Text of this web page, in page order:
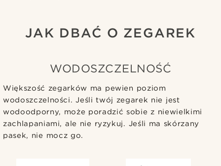
JAK DBAĆ O ZEGAREK
WODOSZCZELNOŚĆ
Większość zegarków ma pewien poziom
wodoszczelności. Jeśli twój zegarek nie jest
wodoodporny, może poradzić sobie z niewielkimi
zachlapaniami, ale nie ryzykuj. Jeśli ma skórzany
pasek, nie mocz go.